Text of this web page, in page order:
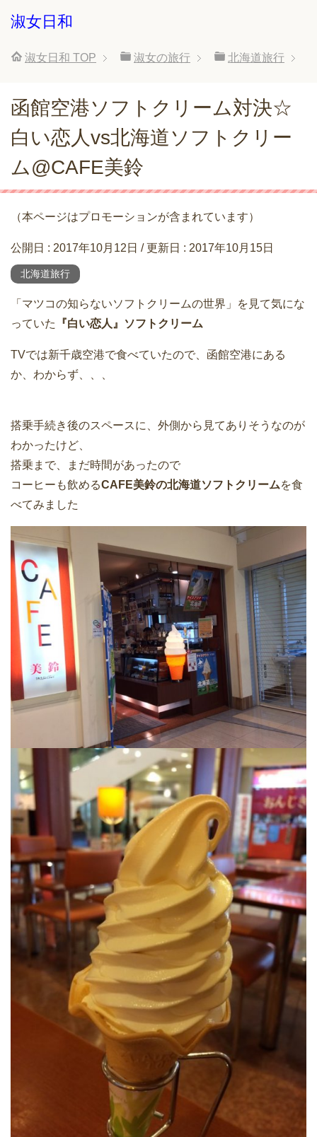
淑女日和
淑女日和 TOP 淑女の旅行 北海道旅行
函館空港ソフトクリーム対決☆
白い恋人vs北海道ソフトクリー
ム@CAFE美鈴
（本ページはプロモーションが含まれています）
公開日 : 2017年10月12日 / 更新日 : 2017年10月15日
北海道旅行
「マツコの知らないソフトクリームの世界」を見て気にな
っていた
『白い恋人』ソフトクリーム
TVでは新千歳空港で食べていたので、函館空港にある
か、わからず、、、
搭乗手続き後のスペースに、外側から見てありそうなのが
わかったけど、
搭乗まで、まだ時間があったので
コーヒーも飲めるCAFE美鈴の北海道ソフトクリームを食
べてみました